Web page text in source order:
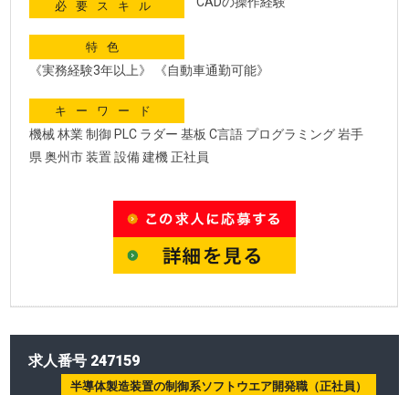
必要スキル
特色
《実務経験3年以上》 《自動車通勤可能》
キーワード
機械 林業 制御 PLC ラダー 基板 C言語 プログラミング 岩手
県 奥州市 装置 設備 建機 正社員
求人番号 247159
半導体製造装置の制御系ソフトウエア開発職（正社員）